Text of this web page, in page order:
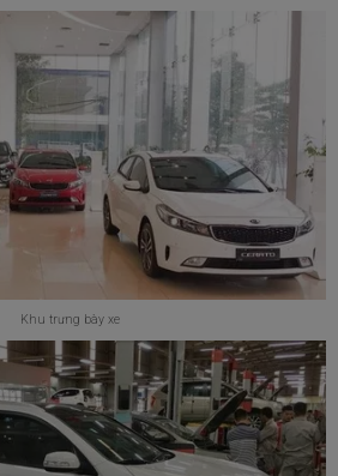
Khu trưng bày xe